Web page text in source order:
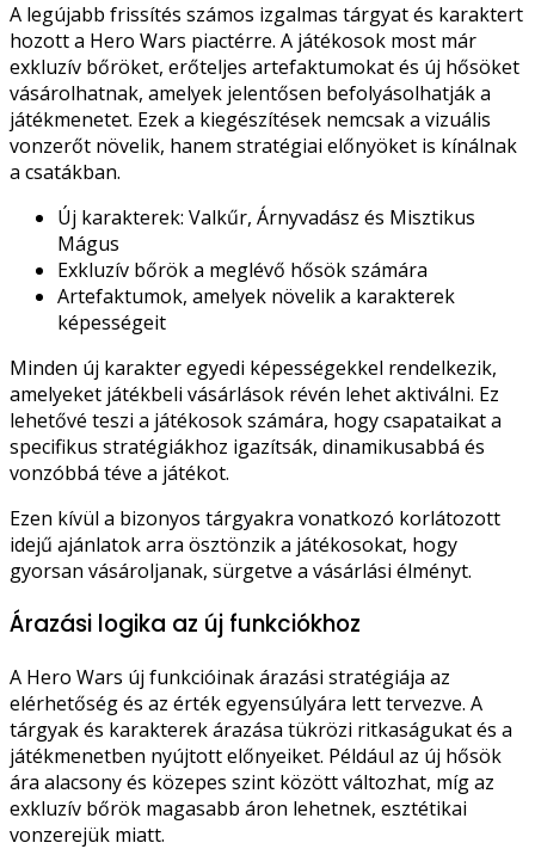
A legújabb frissítés számos izgalmas tárgyat és karaktert
hozott a Hero Wars piactérre. A játékosok most már
exkluzív bőröket, erőteljes artefaktumokat és új hősöket
vásárolhatnak, amelyek jelentősen befolyásolhatják a
játékmenetet. Ezek a kiegészítések nemcsak a vizuális
vonzerőt növelik, hanem stratégiai előnyöket is kínálnak
a csatákban.
Új karakterek: Valkűr, Árnyvadász és Misztikus
Mágus
Exkluzív bőrök a meglévő hősök számára
Artefaktumok, amelyek növelik a karakterek
képességeit
Minden új karakter egyedi képességekkel rendelkezik,
amelyeket játékbeli vásárlások révén lehet aktiválni. Ez
lehetővé teszi a játékosok számára, hogy csapataikat a
specifikus stratégiákhoz igazítsák, dinamikusabbá és
vonzóbbá téve a játékot.
Ezen kívül a bizonyos tárgyakra vonatkozó korlátozott
idejű ajánlatok arra ösztönzik a játékosokat, hogy
gyorsan vásároljanak, sürgetve a vásárlási élményt.
Árazási logika az új funkciókhoz
A Hero Wars új funkcióinak árazási stratégiája az
elérhetőség és az érték egyensúlyára lett tervezve. A
tárgyak és karakterek árazása tükrözi ritkaságukat és a
játékmenetben nyújtott előnyeiket. Például az új hősök
ára alacsony és közepes szint között változhat, míg az
exkluzív bőrök magasabb áron lehetnek, esztétikai
vonzerejük miatt.